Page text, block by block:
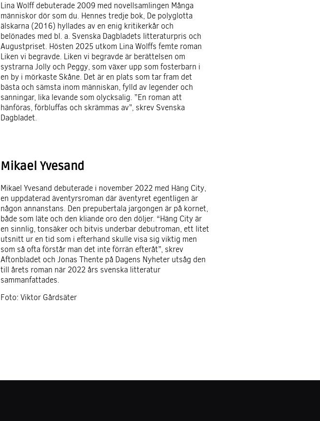
Lina Wolffdebuterade 2009 med novellsamlingen Många
människor dör som du. Hennes tredje bok, De polyglotta
älskarna (2016) hyllades av en enig kritikerkår och
belönades med bl. a. Svenska Dagbladets litteraturpris och
Augustpriset. Hösten 2025 utkom Lina Wolffs femte roman
Liken vi begravde. Liken vi begravde är berättelsen om
systrarna Jolly och Peggy, som växer upp som fosterbarn i
en by i mörkaste Skåne. Det är en plats som tar fram det
bästa och sämsta inom människan, fylld av legender och
sanningar, lika levande som olycksalig. ”En roman att
hänföras, förbluffas och skrämmas av”, skrev Svenska
Dagbladet.
Mikael Yvesand
Mikael Yvesand debuterade i november 2022 med Häng City,
en uppdaterad äventyrsroman där äventyret egentligen är
någon annanstans. Den prepubertala jargongen är på kornet,
både som läte och den kliande oro den döljer. “Häng City är
en sinnlig, tonsäker och bitvis underbar debutroman, ett litet
utsnitt ur en tid som i efterhand skulle visa sig viktig men
som så ofta förstår man det inte förrän efteråt”, skrev
Aftonbladet och Jonas Thente på Dagens Nyheter utsåg den
till årets roman när 2022 års svenska litteratur
sammanfattades.
Foto: Viktor Gårdsäter